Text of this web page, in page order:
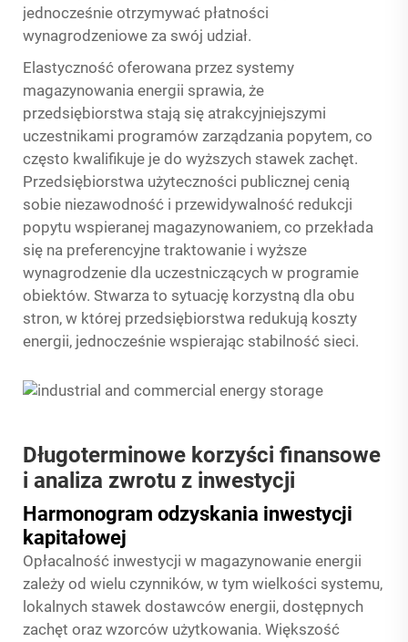
jednocześnie otrzymywać płatności
wynagrodzeniowe za swój udział.
Elastyczność oferowana przez systemy
magazynowania energii sprawia, że
przedsiębiorstwa stają się atrakcyjniejszymi
uczestnikami programów zarządzania popytem, co
często kwalifikuje je do wyższych stawek zachęt.
Przedsiębiorstwa użyteczności publicznej cenią
sobie niezawodność i przewidywalność redukcji
popytu wspieranej magazynowaniem, co przekłada
się na preferencyjne traktowanie i wyższe
wynagrodzenie dla uczestniczących w programie
obiektów. Stwarza to sytuację korzystną dla obu
stron, w której przedsiębiorstwa redukują koszty
energii, jednocześnie wspierając stabilność sieci.
Długoterminowe korzyści finansowe
i analiza zwrotu z inwestycji
Harmonogram odzyskania inwestycji
kapitałowej
Opłacalność inwestycji w magazynowanie energii
zależy od wielu czynników, w tym wielkości systemu,
lokalnych stawek dostawców energii, dostępnych
zachęt oraz wzorców użytkowania. Większość